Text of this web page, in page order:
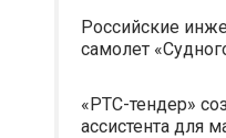
Российские
самолет
«РТС-тендер»
ассистента для